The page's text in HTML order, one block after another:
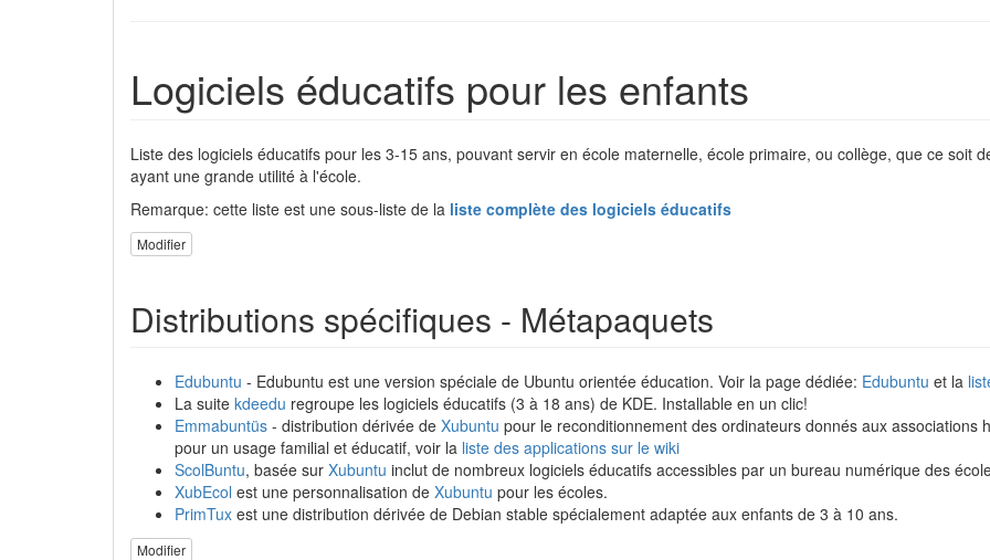
Logiciels éducatifs pour les enfants
Liste des logiciels éducatifs pour les 3-15 ans, pouvant servir en école maternelle, école primaire, ou collège, que ce soit
ayant une grande utilité à l'école.
Remarque: cette liste est une sous-liste de la liste complète des logiciels éducatifs
Modifier
Distributions spécifiques - Métapaquets
Edubuntu - Edubuntu est une version spéciale de Ubuntu orientée éducation. Voir la page dédiée: Edubuntu et la
La suite kdeedu regroupe les logiciels éducatifs (3 à 18 ans) de KDE. Installable en un clic!
Emmabuntüs - distribution dérivée de Xubuntu pour le reconditionnement des ordinateurs donnés aux associations
pour un usage familial et éducatif, voir la liste des applications sur le wiki
ScolBuntu, basée sur Xubuntu inclut de nombreux logiciels éducatifs accessibles par un bureau numérique des
XubEcol est une personnalisation de Xubuntu pour les écoles.
PrimTux est une distribution dérivée de Debian stable spécialement adaptée aux enfants de 3 à 10 ans.
Modifier